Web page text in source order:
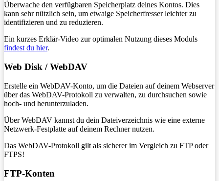
Überwache den verfügbaren Speicherplatz deines Kontos. Dies
kann sehr nützlich sein, um etwaige Speicherfresser leichter zu
identifizieren und zu reduzieren.
Ein kurzes Erklär-Video zur optimalen Nutzung dieses Moduls
findest du hier.
Web Disk / WebDAV
Erstelle ein WebDAV-Konto, um die Dateien auf deinem Webserver
über das WebDAV-Protokoll zu verwalten, zu durchsuchen sowie
hoch- und herunterzuladen.
Über WebDAV kannst du dein Dateiverzeichnis wie eine externe
Netzwerk-Festplatte auf deinem Rechner nutzen.
Das WebDAV-Protokoll gilt als sicherer im Vergleich zu FTP oder
FTPS!
FTP-Konten